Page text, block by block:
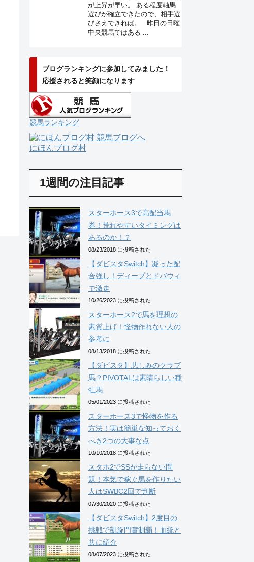
が上昇が早い。 ある程度軸馬
選びが確立できたので、相手選
びさえできれば。 昨日の日曜
中央競馬ではある ...
ブログランキングに参加してみました！
応援されると笑顔になります
競馬ランキング
にほんブログ村
1週間の注目記事
スターホース3で高配当馬
券！荒れやすいタイミングは
あるのか！？
08/23/2018 に投稿された
【ダビスタSwitch】凝った配
合強し！ディープとドバウィ
で激走
10/26/2023 に投稿された
スターホース2で馬を理想の
素質上げ！怪物作れない人の
参考に
08/13/2018 に投稿された
【ダビスタ】悲しみのクラブ
馬？PIVOTALは素晴らしい種
牡馬
05/01/2023 に投稿された
スターホース3で怪物を作る
方法！実は簡単な知っておく
べき2つの大事な点
10/10/2018 に投稿された
スタホ2でSSが走らない問
題！本気で稼ぐ馬を作りたい
人はSWBC2回で判断
07/30/2020 に投稿された
【ダビスタSwitch】2度目の
挑戦で凱旋門賞制覇！血統と
共に紹介
08/07/2023 に投稿された